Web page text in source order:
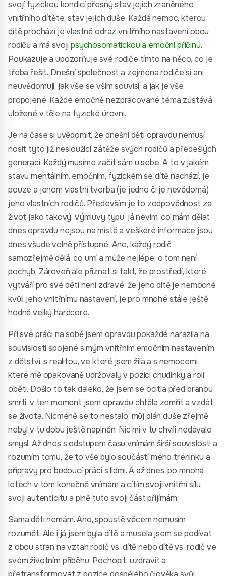
svojí fyzickou kondicí přesný stav jejich zraněného
vnitřního dítěte, stav jejich duše. Každá nemoc, kterou
dítě prochází je vlastně odraz vnitřního nastavení obou
rodičů a má svojipsychosomatickou a emoční příčinu.
Poukazuje a upozorňuje své rodiče tímto na něco, co je
třeba řešit. Dnešní společnost a zejména rodiče si ani
neuvědomují, jak vše se vším souvisí, a jak je vše
propojené. Každé emočně nezpracované téma zůstává
uložené v těle na fyzické úrovni.
Je na čase si uvědomit, že dnešní děti opravdu nemusí
nosit tyto již nesloužící zátěže svých rodičů a předešlých
generací. Každý musíme začít sám u sebe. A to v jakém
stavu mentálním, emočním, fyzickém se dítě nachází, je
pouze a jenom vlastní tvorba (je jedno či je nevědomá)
jeho vlastních rodičů. Především je to zodpovědnost za
život jako takový. Výmluvy typu, já nevím, co mám dělat
dnes opravdu nejsou na místě a veškeré informace jsou
dnes všude volně přístupné. Ano, každý rodič
samozřejmě dělá, co umí a může nejlépe, o tom není
pochyb. Zároveň ale přiznat si fakt, že prostředí, které
vytváří pro své děti není zdravé, že jeho dítě je nemocné
kvůli jeho vnitřnímu nastavení, je pro mnohé stále ještě
hodně velký hardcore.
Při své práci na sobě jsem opravdu pokaždé narazila na
souvislosti spojené s mým vnitřním emočním nastavením
z dětství, s realitou, ve které jsem žila a s nemocemi,
které mě opakovaně udržovaly v pozici chudinky a roli
oběti. Došlo to tak daleko, že jsem se ocitla před branou
smrti, v ten moment jsem opravdu chtěla zemřít a vzdát
se života. Nicméně se to nestalo, můj plán duše zřejmě
nebyl v tu dobu ještě naplněn. Nic mi v tu chvíli nedávalo
smysl. Až dnes s odstupem času vnímám širší souvislosti a
rozumím tomu, že to vše bylo součástí mého tréninku a
přípravy pro budoucí práci s lidmi. A až dnes, po mnoha
letech v tom konečně vnímám a cítím svoji vnitřní sílu,
svoji autenticitu a plně tuto svoji část přijímám.
Sama děti nemám. Ano, spoustě věcem nemusím
rozumět. Ale i já jsem byla dítě a musela jsem se podívat
z obou stran na vztah rodič vs. dítě nebo dítě vs. rodič ve
svém životním příběhu. Pochopit, uzdravit a